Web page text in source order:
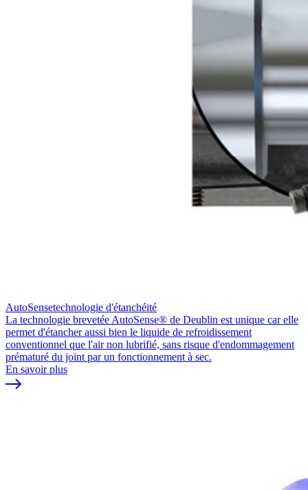
AutoSensetechnologie d'étanchéité
La technologie brevetée AutoSense® de Deublin est unique car elle
permet d'étancher aussi bien le liquide de refroidissement
conventionnel que l'air non lubrifié, sans risque d'endommagement
prématuré du joint par un fonctionnement à sec.
En savoir plus